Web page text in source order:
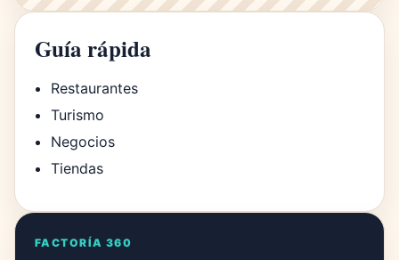
Guía rápida
Restaurantes
Turismo
Negocios
Tiendas
FACTORÍA 360